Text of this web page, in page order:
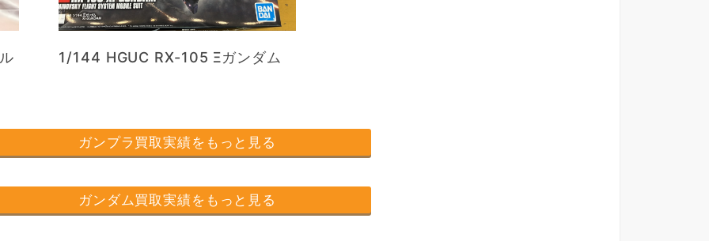
1/144 HGUC RX-105 Ξガンダム
ガンプラ買取実績をもっと見る
ガンダム買取実績をもっと見る